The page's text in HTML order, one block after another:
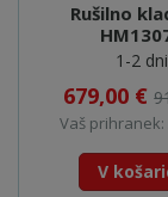
Rušilno
1-2 dni
679,00 €
Vaš prihranek:
V